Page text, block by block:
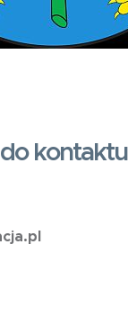
kontaktu